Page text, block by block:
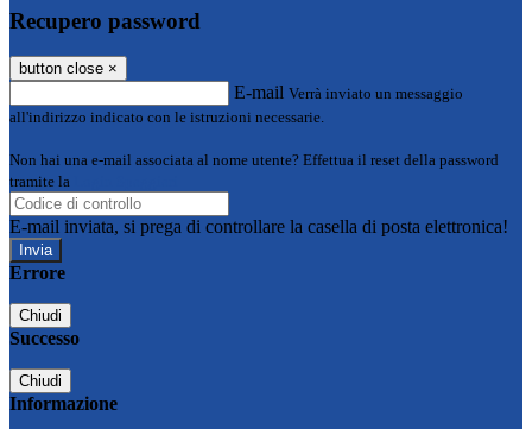
Recupero password
button close ×
E-mail Verrà inviato un messaggio
all'indirizzo indicato con le istruzioni necessarie.
Non hai una e-mail associata al nome utente? Effettua il reset della password
tramite la
E-mail inviata, si prega di controllare la casella di posta elettronica!
Errore
Chiudi
Successo
Chiudi
Informazione